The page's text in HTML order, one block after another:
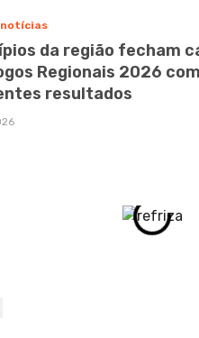
da região fecham
Regionais 2026 com
resultados